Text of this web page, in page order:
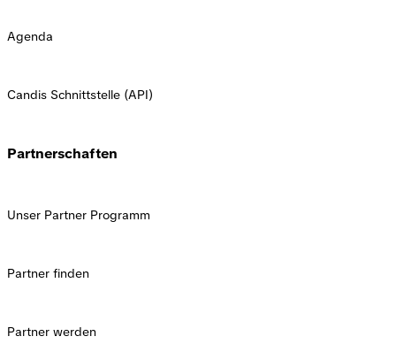
Agenda
Candis Schnittstelle (API)
Partnerschaften
Unser Partner Programm
Partner finden
Partner werden